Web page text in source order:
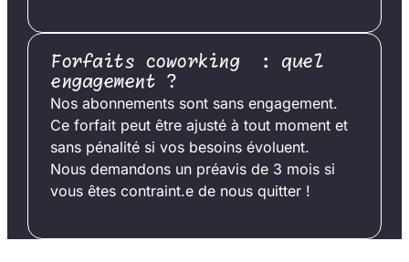
Forfaits coworking : quel
engagement ?
Nos abonnements sont sans engagement.
Ce forfait peut être ajusté à tout moment et
sans pénalité si vos besoins évoluent.
Nous demandons un préavis de 3 mois si
vous êtes contraint.e de nous quitter !